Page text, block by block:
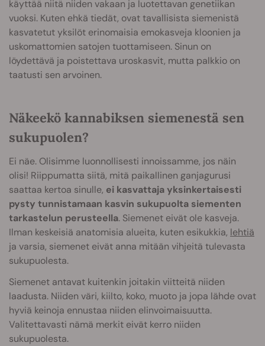
käyttää niitä niiden vakaan ja luotettavan genetiikan
vuoksi. Kuten ehkä tiedät, ovat tavallisista siemenistä
kasvatetut yksilöt erinomaisia emokasveja kloonien ja
uskomattomien satojen tuottamiseen. Sinun on
löydettävä ja poistettava uroskasvit, mutta palkkio on
taatusti sen arvoinen.
Näkeekö kannabiksen siemenestä sen
sukupuolen?
Ei näe. Olisimme luonnollisesti innoissamme, jos näin
olisi! Riippumatta siitä, mitä paikallinen ganjagurusi
saattaa kertoa sinulle, ei kasvattaja yksinkertaisesti
pysty tunnistamaan kasvin sukupuolta siementen
tarkastelun perusteella. Siemenet eivät ole kasveja.
Ilman keskeisiä anatomisia alueita, kuten esikukkia, lehtiä
ja varsia, siemenet eivät anna mitään vihjeitä tulevasta
sukupuolesta.
Siemenet antavat kuitenkin joitakin viitteitä niiden
laadusta. Niiden väri, kiilto, koko, muoto ja jopa lähde ovat
hyviä keinoja ennustaa niiden elinvoimaisuutta.
Valitettavasti nämä merkit eivät kerro niiden
sukupuolesta.